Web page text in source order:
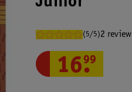
(5/5)2
16.
99